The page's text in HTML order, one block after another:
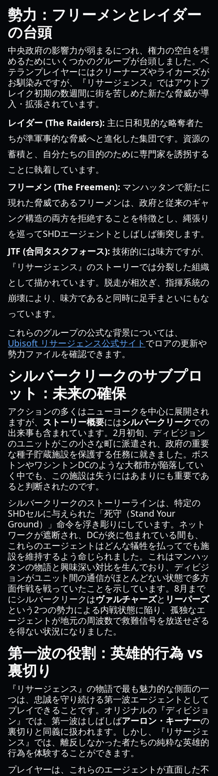
勢力：フリーメンとレイダー
の台頭
中央政府の影響力が弱まるにつれ、権力の空白を埋
めるためにいくつかのグループが台頭しました。ベ
テランプレイヤーにはクリーナーズやライカーズが
お馴染みですが、『リサージェンス』ではアウトブ
レイク初期の数週間に街を苦しめた新たな脅威が導
入・拡張されています。
レイダー (The Raiders): 主に日和見的な略奪者た
ちが準軍事的な脅威へと進化した集団です。資源の
蓄積と、自分たちの目的のために専門家を誘拐する
ことに執着しています。
フリーメン (The Freemen): マンハッタンで新たに
現れた脅威であるフリーメンは、政府と従来のギャ
ング構造の両方を拒絶することを特徴とし、縄張り
を巡ってSHDエージェントとしばしば衝突します。
JTF (合同タスクフォース): 技術的には味方ですが、
『リサージェンス』のストーリーでは分裂した組織
として描かれています。脱走が相次ぎ、指揮系統の
崩壊により、味方であると同時に足手まといにもな
っています。
これらのグループの公式な背景については、
Ubisoft リサージェンス公式サイト でロアの更新や
勢力ファイルを確認できます。
シルバークリークのサブプロ
ット：未来の確保
アクションの多くはニューヨークを中心に展開され
ますが、 ストーリー概要にはシルバークリークでの
出来事も含まれています。2月初旬、ディビジョン
のユニットがこの小さな町に派遣され、政府の重要
な種子貯蔵施設を保護する任務に就きました。ボス
トンやワシントンDCのような大都市が陥落してい
く中でも、この施設は失うにはあまりにも重要であ
ると判断されたのです。
シルバークリークのストーリーラインは、特定の
SHDセルに与えられた「死守（Stand Your
Ground）」命令を浮き彫りにしています。ネット
ワークが遮断され、DCが炎に包まれている間も、
これらのエージェントはどんな犠牲を払ってでも施
設を維持するよう命じられました。これはマンハッ
タンの物語と興味深い対比を生んでおり、ディビジ
ョンがユニット間の通信がほとんどない状態で多方
面作戦を戦っていたことを示しています。8月まで
にシルバークリークはヴァルチャーズと リーパーズ
という2つの勢力による内戦状態に陥り、孤独なエ
ージェントが地元の周波数で救難信号を放送せざる
を得ない状況になりました。
第一波の役割：英雄的行為 vs
裏切り
『リサージェンス』の物語で最も魅力的な側面の一
つは、忠誠を守り続ける第一波エージェントとして
プレイできることです。オリジナルの『ディビジョ
ン』では、第一波はしばしばアーロン・キーナーの
裏切りと同義に扱われます。しかし、『リサージェ
ンス』では、離反しなかった者たちの純粋な英雄的
行為を体験することができます。
プレイヤーは、これらのエージェントが直面した不